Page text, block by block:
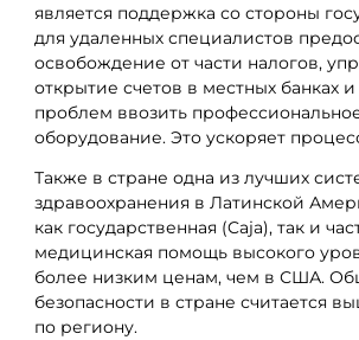
является поддержка со стороны
для удаленных специалистов
освобождение от части налогов,
открытие счетов в местных банках
проблем ввозить
оборудование. Это ускоряет
Также в стране одна из лучших
здравоохранения в Латинской
как государственная (Caja), так и
медицинская помощь высокого
более низким ценам, чем в США.
безопасности в стране считается
по региону.